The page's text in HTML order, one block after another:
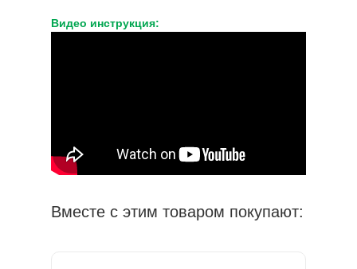
Видео инструкция:
Вместе с этим товаром покупают: